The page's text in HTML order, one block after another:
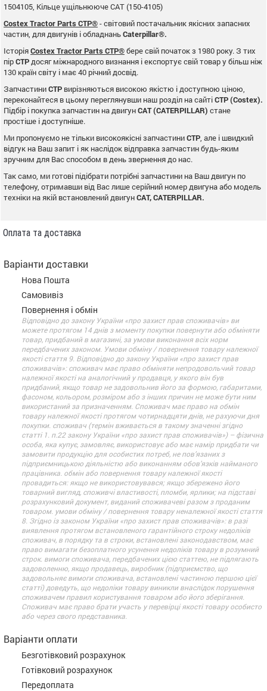
1504105, Кільце ущільнююче CAT (150-4105)
Costex Tractor Parts CTP®- світовий постачальник якісних запасних
частин, для двигунів і обладнаньCaterpillar®.
ІсторіяCostex Tractor Parts CTP®бере свій початок з 1980 року. З тих
пірCTP досяг міжнародного визнання і експортує свій товар у більш ніж
130 країн світу і має 40 річний досвід.
ЗапчастиниCTP вирізняються високою якістю і доступною ціною,
переконайтеся в цьому переглянувши наш розділ на сайтіCTP (Costex).
Підбір і покупка запчастин на двигунCAT (CATERPILLAR) стане
простіше і доступніше.
Ми пропонуємо не тільки високоякісні запчастиниCTP , але і швидкий
відгук на Ваш запит і як наслідок відправка запчастин будь-яким
зручним для Вас способом в день звернення до нас.
Так само, ми готові підібрати потрібні запчастини на Ваш двигун по
телефону, отримавши від Вас лише серійний номер двигуна або модель
техніки на якій встановлений двигунCAT, CATERPILLAR.
Оплата та доставка
Варіанти доставки
Нова Пошта
Самовивіз
Повернення і обмін
Відповідно до закону України «про захист прав споживачів» ви
можете протягом 14 днів з моменту покупки повернути або обміняти
товар, придбаний в магазині, за умови виконання всіх норм
передбачених законом. Умови обміну / повернення товару належної
якості стаття 9. Відповідно до закону України «про захист прав
споживачів»: споживач має право обміняти непродовольчий товар
належної якості на аналогічний у продавця, у якого він був
придбаний, якщо товар не задовольнив його за формою, габаритами,
фасоном, кольором, розміром або з інших причин не може бути ним
використаний за призначенням. Споживач має право на обмін
товару належної якості протягом чотирнадцяти днів, не рахуючи дня
покупки. споживач (термін вживається в такому значенні згідно
статті 1. п.22 закону України «про захист прав споживачів») – фізична
особа, яка купує, замовляє, використовує або має намір придбати чи
замовити продукцію для особистих потреб, не пов’язаних з
підприємницькою діяльністю або виконанням обов’язків найманого
працівника. обмін або повернення товару належної якості
провадиться: якщо не використовувався; якщо збережено його
товарний вигляд, споживчі властивості, пломби, ярлики; на підставі
розрахунковий документ, виданий споживачеві разом з проданим
товаром. умови обміну / повернення товару неналежної якості стаття
8. Згідно із законом України «про захист прав споживачів»: в разі
виявлення протягом встановленого гарантійного строку недоліків
споживач, в порядку та в строки, встановлені законодавством, має
право вимагати безоплатного усунення недоліків товару в розумний
строк. вимоги споживача, передбачених цією статтею, не підлягають
задоволенню, якщо продавець, виробник (підприємство, що
задовольняє вимоги споживача, встановлені частиною першою цієї
статті) доведуть, що недоліки товару виникли внаслідок порушення
споживачем правил користування товаром або його зберігання.
Споживач має право брати участь у перевірці якості товару особисто
або через свого представника.
Варіанти оплати
Безготівковий розрахунок
Готівковий розрахунок
Передоплата